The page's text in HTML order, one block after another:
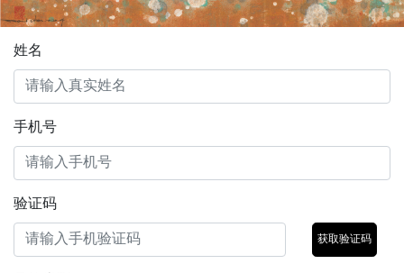
姓名
手机号
验证码
获取验证码